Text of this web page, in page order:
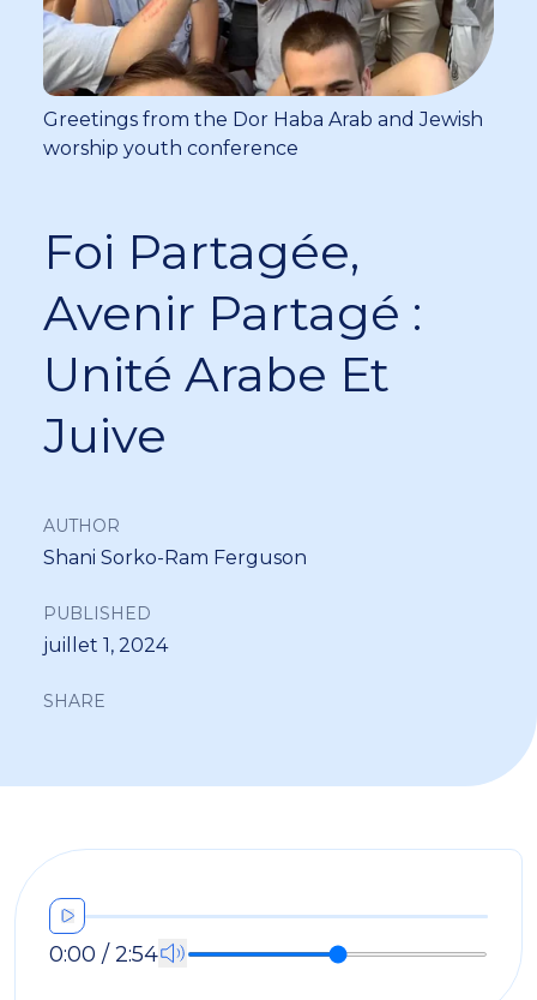
Greetings from the Dor Haba Arab and Jewish
worship youth conference
Foi Partagée,
Avenir Partagé :
Unité Arabe Et
Juive
AUTHOR
Shani Sorko-Ram Ferguson
PUBLISHED
juillet 1, 2024
SHARE
0:00 / 2:54